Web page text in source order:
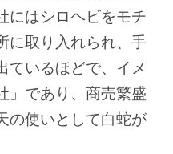
にはシロヘビをモチ
に取り入れられ、手
ているほどで、イメ
」であり、商売繁盛
の使いとして白蛇が